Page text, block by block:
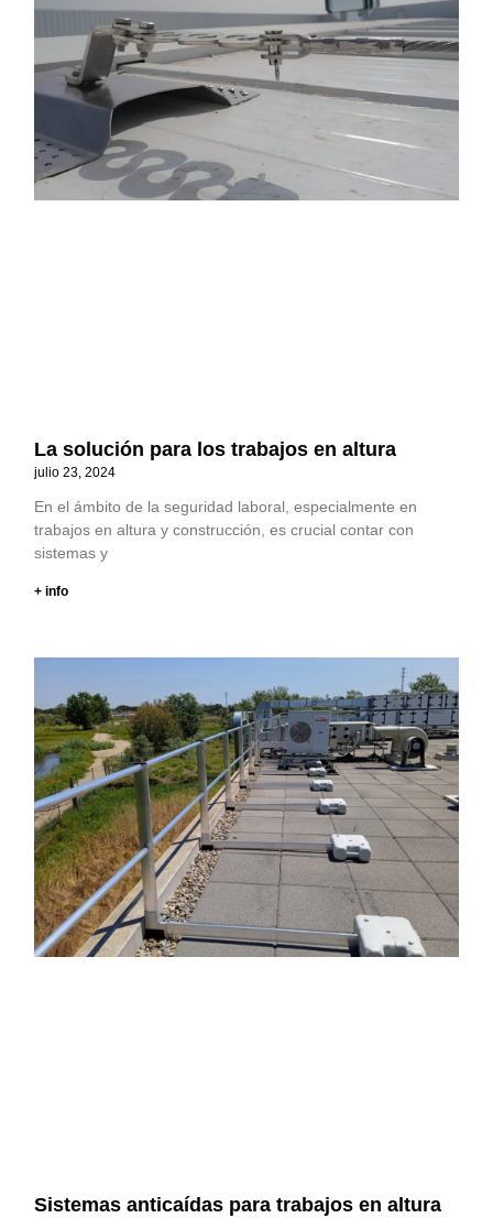
La solución para los trabajos en altura
julio 23, 2024
En el ámbito de la seguridad laboral, especialmente en
trabajos en altura y construcción, es crucial contar con
sistemas y
+ info
Sistemas anticaídas para trabajos en altura